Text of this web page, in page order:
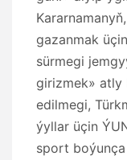
gazanmak
sürmegi
girizmek» atly
edilmegi,
ýyllar üçin
sport